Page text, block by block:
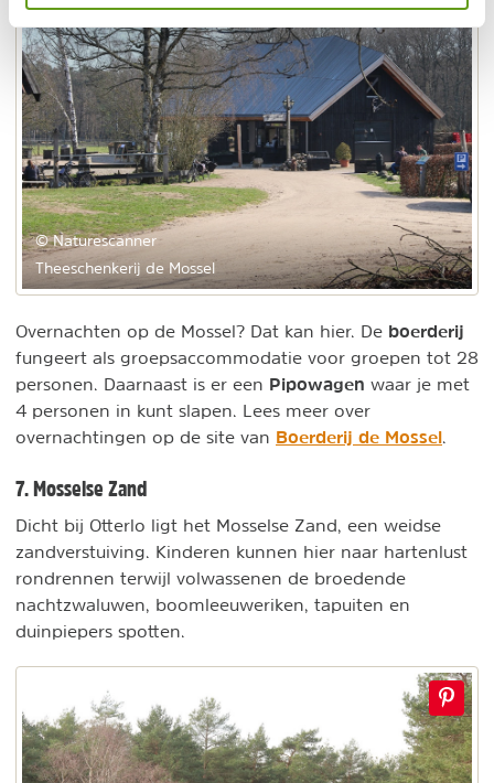
© Naturescanner
Theeschenkerij de Mossel
Overnachten op de Mossel? Dat kan hier. De boerderij
fungeert als groepsaccommodatie voor groepen tot 28
personen. Daarnaast is er een Pipowagen waar je met
4 personen in kunt slapen. Lees meer over
overnachtingen op de site van Boerderij de Mossel
7. Mosselse Zand
Dicht bij Otterlo ligt het Mosselse Zand, een weidse
zandverstuiving. Kinderen kunnen hier naar hartenlust
rondrennen terwijl volwassenen de broedende
nachtzwaluwen, boomleeuweriken, tapuiten en
duinpiepers spotten.